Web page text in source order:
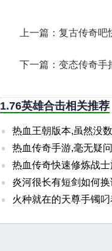
上一篇： 复古传奇吧
下一篇： 变态传奇手
1.76英雄合击相关推荐
热血王朝版本,虽然没
热血传奇手游,毫无疑
热血传奇快速修炼战
炎河很长有短剑如何换
火种就在的天尊手镯叼